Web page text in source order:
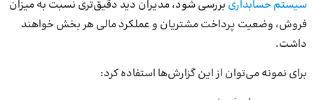
سیستمحسابداری بررسی شود، مدیران دید دقیق‌تری نسبت به میزان
فروش، وضعیت پرداخت مشتریان و عملکرد مالی هر بخش خواهند
داشت.
برای نمونه می‌توان از این گزارش‌ها استفاده کرد: